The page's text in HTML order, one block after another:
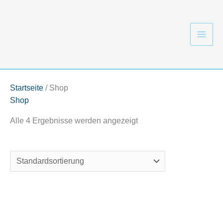
Startseite / Shop
Shop
Alle 4 Ergebnisse werden angezeigt